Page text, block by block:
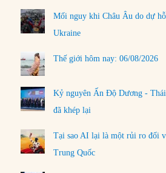
Mối nguy khi Châu Âu do dự
Ukraine
Thế giới hôm nay: 06/08/2026
Kỷ nguyên Ấn Độ Dương -
đã khép lại
Tại sao AI lại là một rủi ro đối
Trung Quốc